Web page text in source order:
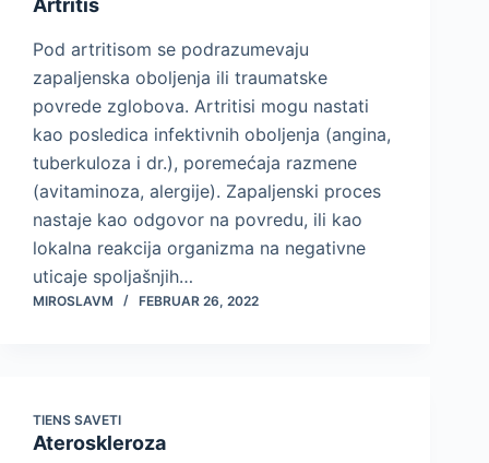
Artritis
Pod artritisom se podrazumevaju
zapaljenska oboljenja ili traumatske
povrede zglobova. Artritisi mogu nastati
kao posledica infektivnih oboljenja (angina,
tuberkuloza i dr.), poremećaja razmene
(avitaminoza, alergije). Zapaljenski proces
nastaje kao odgovor na povredu, ili kao
lokalna reakcija organizma na negativne
uticaje spoljašnjih…
MIROSLAVM FEBRUAR 26, 2022
TIENS SAVETI
Ateroskleroza